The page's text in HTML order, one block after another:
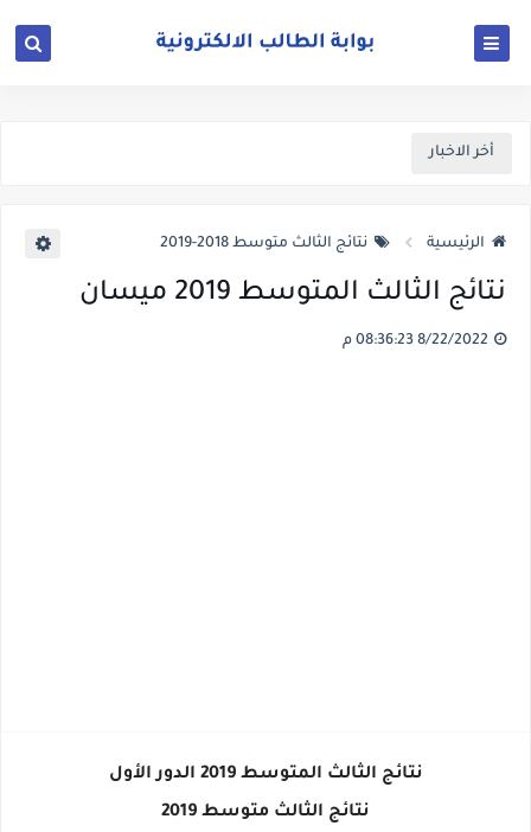
أخر الاخبار
الرئيسية نتائج الثالث متوسط 2018-2019
نتائج الثالث المتوسط 2019 ميسان
نتائج الثالث المتوسط 2019 الدور الأول
نتائج الثالث متوسط 2019